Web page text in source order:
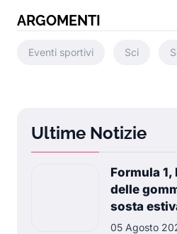
ARGOMENTI
Eventi sportivi Sci
Ultime Notizie
Formula
delle
sosta
05 Agosto